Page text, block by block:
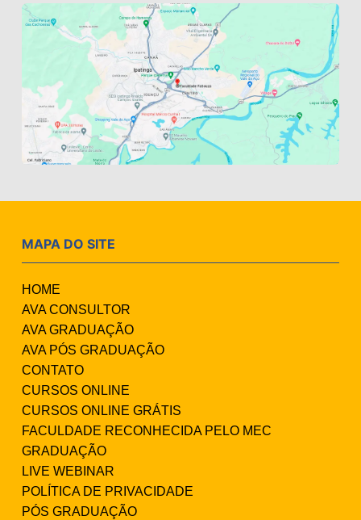
MAPA DO SITE
HOME
AVA CONSULTOR
AVA GRADUAÇÃO
AVA PÓS GRADUAÇÃO
CONTATO
CURSOS ONLINE
CURSOS ONLINE GRÁTIS
FACULDADE RECONHECIDA PELO MEC
GRADUAÇÃO
LIVE WEBINAR
POLÍTICA DE PRIVACIDADE
PÓS GRADUAÇÃO